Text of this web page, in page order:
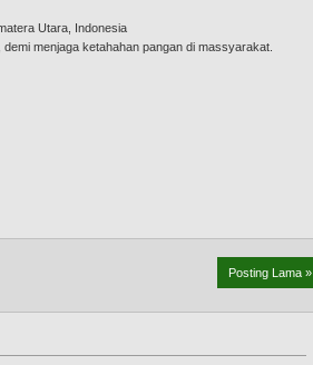
Utara, Indonesia
menjaga ketahahan pangan di massyarakat.
Posting Lama »